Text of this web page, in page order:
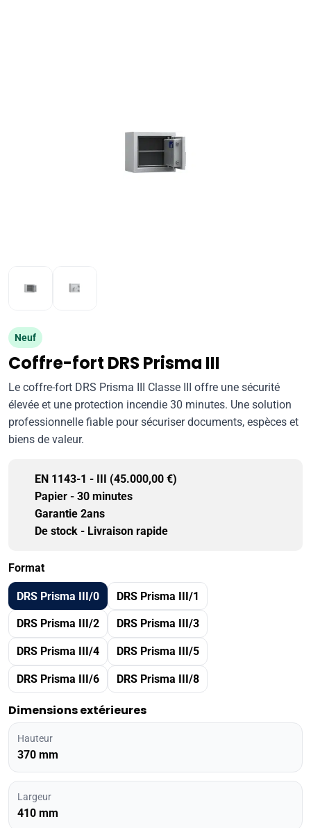
Neuf
Coffre-fort DRS Prisma III
Le coffre-fort DRS Prisma III Classe III offre une sécurité
élevée et une protection incendie 30 minutes. Une solution
professionnelle fiable pour sécuriser documents, espèces et
biens de valeur.
EN 1143-1 - III (45.000,00 €)
Papier - 30 minutes
Garantie 2ans
De stock - Livraison rapide
Format
DRS Prisma III/0 DRS Prisma III/1
DRS Prisma III/2 DRS Prisma III/3
DRS Prisma III/4 DRS Prisma III/5
DRS Prisma III/6 DRS Prisma III/8
Dimensions extérieures
Hauteur
370 mm
Largeur
410 mm